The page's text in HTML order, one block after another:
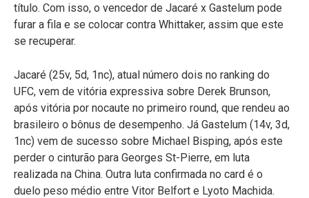
título. Com isso, o vencedor de Jacaré x Gastelum pode
furar a fila e se colocar contra Whittaker, assim que este
se recuperar.
Jacaré (25v, 5d, 1nc), atual número dois no ranking do
UFC, vem de vitória expressiva sobre Derek Brunson,
após vitória por nocaute no primeiro round, que rendeu ao
brasileiro o bônus de desempenho. Já Gastelum (14v, 3d,
1nc) vem de sucesso sobre Michael Bisping, após este
perder o cinturão para Georges St-Pierre, em luta
realizada na China. Outra luta confirmada no card é o
duelo peso médio entre Vitor Belfort e Lyoto Machida.